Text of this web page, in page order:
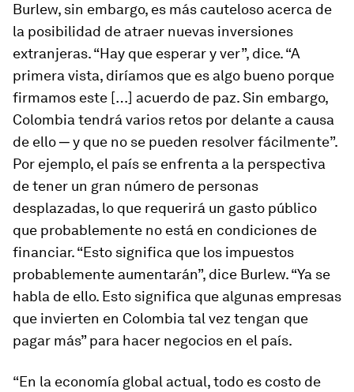
Burlew, sin embargo, es más cauteloso acerca de
la posibilidad de atraer nuevas inversiones
extranjeras. “Hay que esperar y ver”, dice. “A
primera vista, diríamos que es algo bueno porque
firmamos este […] acuerdo de paz. Sin embargo,
Colombia tendrá varios retos por delante a causa
de ello ─ y que no se pueden resolver fácilmente”.
Por ejemplo, el país se enfrenta a la perspectiva
de tener un gran número de personas
desplazadas, lo que requerirá un gasto público
que probablemente no está en condiciones de
financiar. “Esto significa que los impuestos
probablemente aumentarán”, dice Burlew. “Ya se
habla de ello. Esto significa que algunas empresas
que invierten en Colombia tal vez tengan que
pagar más” para hacer negocios en el país.
“En la economía global actual, todo es costo de